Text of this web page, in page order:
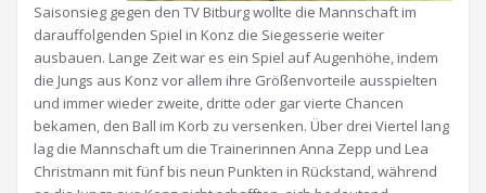
Saisonsieg gegen den TV Bitburg wollte die Mannschaft im
darauffolgenden Spiel in Konz die Siegesserie weiter
ausbauen. Lange Zeit war es ein Spiel auf Augenhöhe, indem
die Jungs aus Konz vor allem ihre Größenvorteile ausspielten
und immer wieder zweite, dritte oder gar vierte Chancen
bekamen, den Ball im Korb zu versenken. Über drei Viertel lang
lag die Mannschaft um die Trainerinnen Anna Zepp und Lea
Christmann mit fünf bis neun Punkten in Rückstand, während